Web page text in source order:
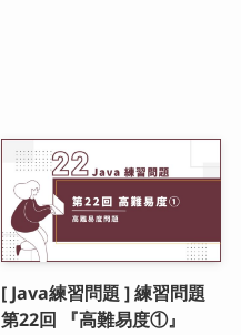
[ Java練習問題 ] 練習問題
第22回 『高難易度①』